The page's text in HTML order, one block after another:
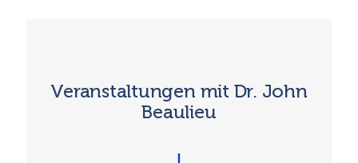
Veranstaltungen mit Dr. John
Beaulieu